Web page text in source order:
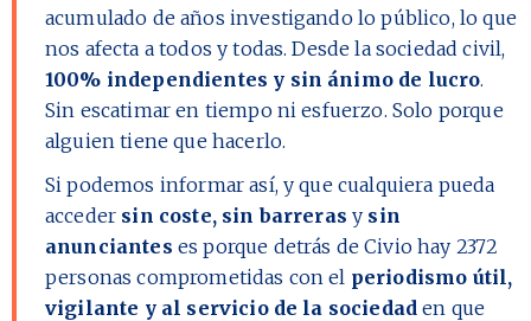
acumulado de años investigando lo público, lo que
nos afecta a todos y todas. Desde la sociedad civil,
100% independientes y sin ánimo de lucro.
Sin escatimar en tiempo ni esfuerzo. Solo porque
alguien tiene que hacerlo.
Si podemos informar así, y que cualquiera pueda
acceder sin coste, sin barreras y sin
anunciantes es porque detrás de Civio hay 2372
personas comprometidas con el periodismo útil,
vigilante y al servicio de la sociedad en que